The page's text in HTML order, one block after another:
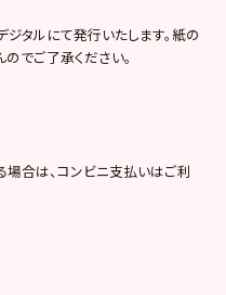
タルにて発行いたします。紙の
でご了承ください。
合は、コンビニ支払いはご利